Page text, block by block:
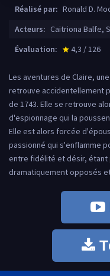
Réalisé par: Ronald D.
Acteurs: Caitriona Balfe,
Évaluation:
star_rate
4,3 / 126
Les aventures de Claire,
retrouve accidentellement
de 1743. Elle se retrouve
d'espionnage qui la
Elle est alors forcée
passionné qui s'enflamme
entre fidélité et désir, étant
dramatiquement opposés